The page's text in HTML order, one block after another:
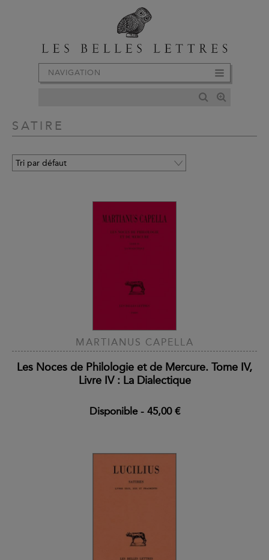
NAVIGATION
SATIRE
MARTIANUS CAPELLA
Les Noces de Philologie et de Mercure. Tome IV,
Livre IV : La Dialectique
Disponible- 45,00 €